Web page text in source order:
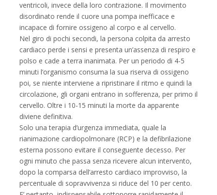
ventricoli, invece della loro contrazione. Il movimento
disordinato rende il cuore una pompa inefficace e
incapace di fornire ossigeno al corpo e al cervello.
Nel giro di pochi secondi, la persona colpita da arresto
cardiaco perde i sensi e presenta un’assenza di respiro e
polso e cade a terra inanimata. Per un periodo di 4-5
minuti l’organismo consuma la sua riserva di ossigeno
poi, se niente interviene a ripristinare il ritmo e quindi la
circolazione, gli organi entrano in sofferenza, per primo il
cervello. Oltre i 10-15 minuti la morte da apparente
diviene definitiva.
Solo una terapia d’urgenza immediata, quale la
rianimazione cardiopolmonare (RCP) e la defibrilazione
esterna possono evitare il conseguente decesso. Per
ogni minuto che passa senza ricevere alcun intervento,
dopo la comparsa dell’arresto cardiaco improvviso, la
percentuale di sopravvivenza si riduce del 10 per cento.